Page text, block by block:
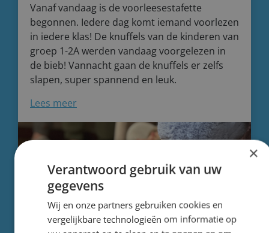
Vanaf vandaag is de voorleesestafette
begonnen. Iedere dag komt iemand voorlezen
in iedere klas! De knuffels van de kinderen van
groep 1-2A werden vandaag voorgelezen in
de bieb! Vannacht gaan de knuffels er zelfs
slapen, super spannend en leuk.
Lees meer
×
Verantwoord gebruik van uw
gegevens
Wij en onze partners gebruiken cookies en
vergelijkbare technologieën om informatie op